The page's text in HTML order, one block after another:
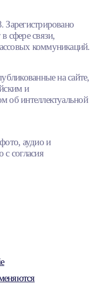
сфере связи,
коммуникаций.
на сайте,
и
об интеллектуальной
аудио и
согласия